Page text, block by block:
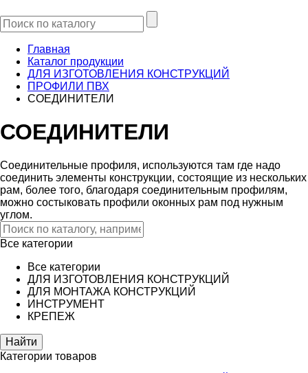
Главная
Каталог продукции
ДЛЯ ИЗГОТОВЛЕНИЯ КОНСТРУКЦИЙ
ПРОФИЛИ ПВХ
СОЕДИНИТЕЛИ
СОЕДИНИТЕЛИ
Соединительные профиля, используются там где надо
соединить элементы конструкции, состоящие из нескольких
рам, более того, благодаря соединительным профилям,
можно состыковать профили оконных рам под нужным
углом.
Все категории
Все категории
ДЛЯ ИЗГОТОВЛЕНИЯ КОНСТРУКЦИЙ
ДЛЯ МОНТАЖА КОНСТРУКЦИЙ
ИНСТРУМЕНТ
КРЕПЕЖ
Категории товаров